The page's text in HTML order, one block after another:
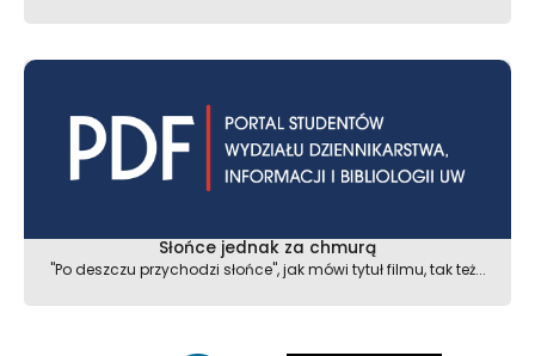
Słońce jednak za chmurą
"Po deszczu przychodzi słońce", jak mówi tytuł filmu, tak też...